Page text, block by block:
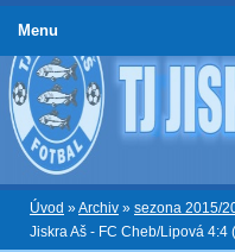
Úvod »Archiv » sezona 2015/
Jiskra Aš - FC Cheb/Lipová 4:4
Menu